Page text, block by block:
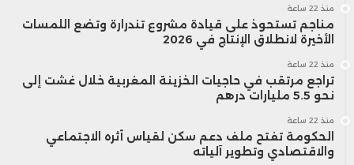
منذ 22 ساعة
مناجم تستحوذ على قيادة مشروع تندرارة وتضع اللمسات
الأخيرة لانطلاق الإنتاج في 2026
منذ 22 ساعة
تراجع مرتقب في حاجيات الخزينة المغربية خلال غشت إلى
نحو 5.5 مليارات درهم
منذ 22 ساعة
الحكومة تفتح ملف دعم سكن لقياس أثره الاجتماعي
والاقتصادي وتطوير آلياته